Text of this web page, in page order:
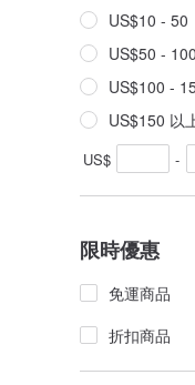
US$10 - 50
US$50 - 100
US$100 -
US$150 以
US$ -
限時優惠
免運商品
折扣商品